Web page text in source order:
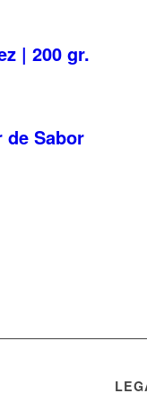
| 200 gr.
de Sabor